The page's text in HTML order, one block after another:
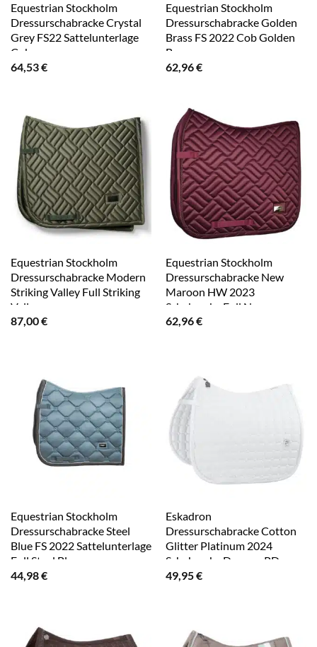
Equestrian Stockholm
Dressurschabracke Crystal
Grey FS22 Sattelunterlage
Cob
64,53€
Equestrian Stockholm
Dressurschabracke Golden
Brass FS 2022 Cob Golden
Brass
62,96€
Equestrian Stockholm
Dressurschabracke Modern
Striking Valley Full Striking
Valley
87,00€
Equestrian Stockholm
Dressurschabracke New
Maroon HW 2023
Schabracke Full New
Maroon
62,96€
Equestrian Stockholm
Dressurschabracke Steel
Blue FS 2022 Sattelunterlage
Full Steel Blue
44,98€
Eskadron
Dressurschabracke Cotton
Glitter Platinum 2024
Schabracke Dressur PD
White
49,95€